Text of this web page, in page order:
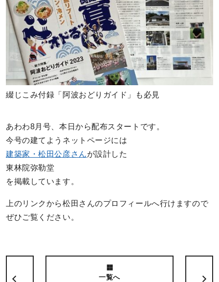
綴じこみ付録「阿波おどりガイド」も必見
あわわ8月号、本日から配布スタートです。
今号の建てようネットページには
建築家・松田公彦さんが設計した
東林院弥勒堂
を掲載しています。
上のリンクから松田さんのプロフィールへ行けますので
ぜひご覧ください。
一覧へ